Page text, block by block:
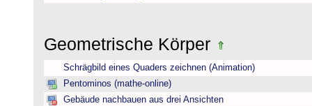
Geometrische Körper
Schrägbild eines Quaders zeichnen (Animation)
Pentominos (mathe-online)
Gebäude nachbauen aus drei Ansichten